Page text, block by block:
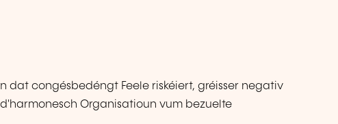
dat congésbedéngt Feele riskéiert, gréisser negativ
Organisatioun vum bezuelte